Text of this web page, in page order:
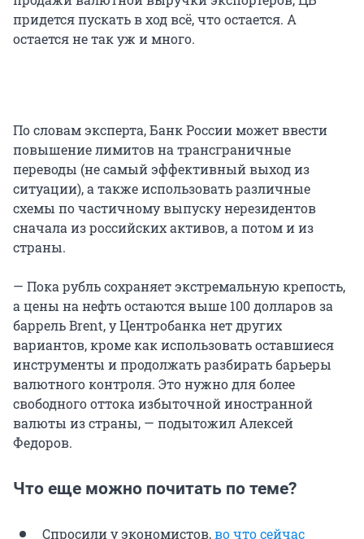
придется пускать в ход всё, что остается. А
остается не так уж и много.
По словам эксперта, Банк России может ввести
повышение лимитов на трансграничные
переводы (не самый эффективный выход из
ситуации), а также использовать различные
схемы по частичному выпуску нерезидентов
сначала из российских активов, а потом и из
страны.
— Пока рубль сохраняет экстремальную крепость,
а цены на нефть остаются выше 100 долларов за
баррель Brent, у Центробанка нет других
вариантов, кроме как использовать оставшиеся
инструменты и продолжать разбирать барьеры
валютного контроля. Это нужно для более
свободного оттока избыточной иностранной
валюты из страны, — подытожил Алексей
Федоров.
Что еще можно почитать по теме?
Спросили у экономистов,во что сейчас